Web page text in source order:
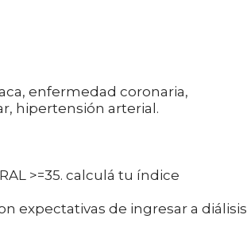
enfermedad coronaria,
hipertensión arterial.
>=35. calculá tu índice
de ingresar a diálisis